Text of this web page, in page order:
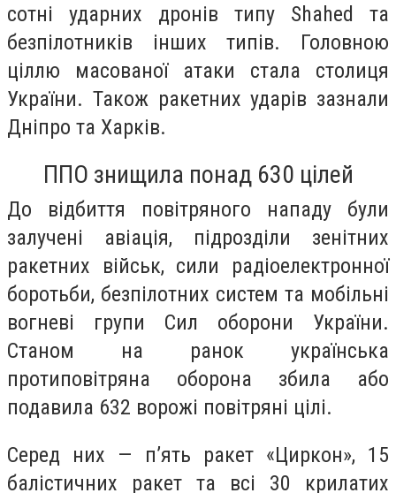
сотні ударних дронів типу Shahed та
безпілотників інших типів. Головною
ціллю масованої атаки стала столиця
України. Також ракетних ударів зазнали
Дніпро та Харків.
ППО знищила понад 630 цілей
До відбиття повітряного нападу були
залучені авіація, підрозділи зенітних
ракетних військ, сили радіоелектронної
боротьби, безпілотних систем та мобільні
вогневі групи Сил оборони України.
Станом на ранок українська
протиповітряна оборона збила або
подавила 632 ворожі повітряні цілі.
Серед них — п’ять ракет «Циркон», 15
балістичних ракет та всі 30 крилатих